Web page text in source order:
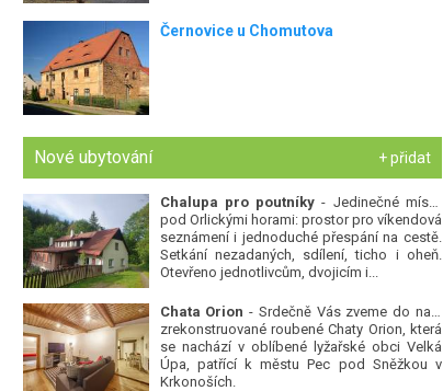
Černovice u Chomutova
Nové ubytování + přidat
Chalupa pro poutníky - Jedinečné místo
pod Orlickými horami: prostor pro víkendová
seznámení i jednoduché přespání na cestě.
Setkání nezadaných, sdílení, ticho i oheň.
Otevřeno jednotlivcům, dvojicím i...
Chata Orion - Srdečně Vás zveme do naší
zrekonstruované roubené Chaty Orion, která
se nachází v oblíbené lyžařské obci Velká
Úpa, patřící k městu Pec pod Sněžkou v
Krkonoších.